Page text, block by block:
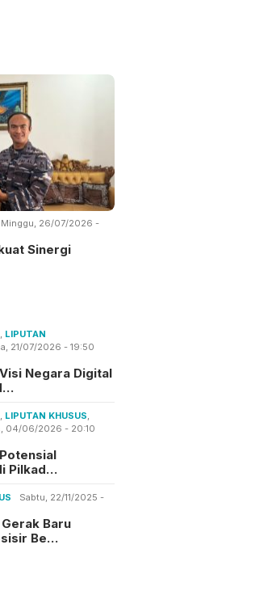
Minggu, 26/07/2026 -
Sinergi
, LIPUTAN
21/07/2026 - 19:50
Negara Digital
, LIPUTAN KHUSUS,
04/06/2026 - 20:10
Pilkad…
Sabtu, 22/11/2025 -
Baru
Be…